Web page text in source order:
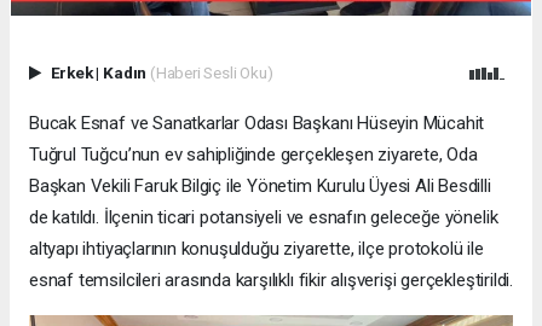
Erkek| Kadın (Haberi Sesli Oku)
Bucak Esnaf ve Sanatkarlar Odası Başkanı Hüseyin Mücahit
Tuğrul Tuğcu’nun ev sahipliğinde gerçekleşen ziyarete, Oda
Başkan Vekili Faruk Bilgiç ile Yönetim Kurulu Üyesi Ali Besdilli
de katıldı. İlçenin ticari potansiyeli ve esnafın geleceğe yönelik
altyapı ihtiyaçlarının konuşulduğu ziyarette, ilçe protokolü ile
esnaf temsilcileri arasında karşılıklı fikir alışverişi gerçekleştirildi.